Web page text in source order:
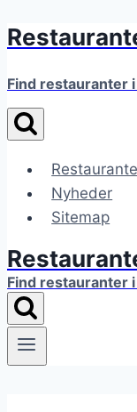
Fortsæt
indhold
Find restauranter
Nyheder
Sitemap
Find restauranter